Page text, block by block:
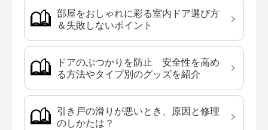
部屋をおしゃれに彩る室内ドア選び方
＆失敗しないポイント
ドアのぶつかりを防止 安全性を高め
る方法やタイプ別のグッズを紹介
引き戸の滑りが悪いとき、原因と修理
のしかたは？